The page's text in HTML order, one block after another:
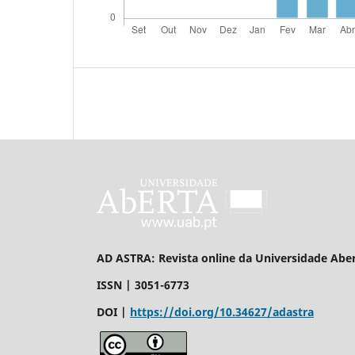
AD ASTRA: Revista online da Universidade
ISSN | 3051-6773
DOI | https://doi.org/10.34627/adastra